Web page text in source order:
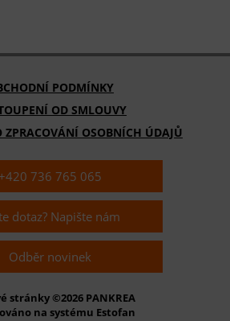
PODMÍNKY
OD SMLOUVY
ZPRACOVÁNÍ OSOBNÍCH ÚDAJŮ
+420 736 765 065
dotaz? Napište nám
Odběr novinek
stránky ©2026 PANKREA
na systému Estofan